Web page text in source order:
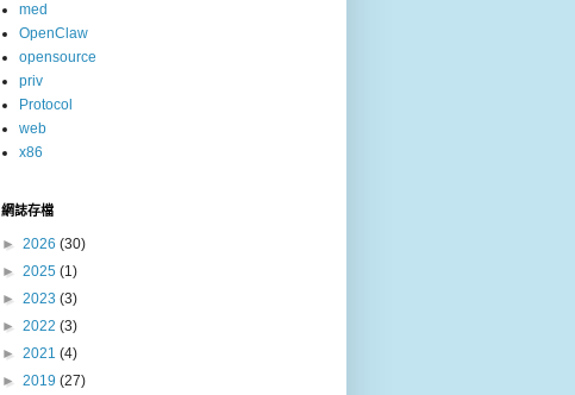
med
OpenClaw
opensource
priv
Protocol
web
x86
網誌存檔
► 2026 (30)
► 2025 (1)
► 2023 (3)
► 2022 (3)
► 2021 (4)
► 2019 (27)